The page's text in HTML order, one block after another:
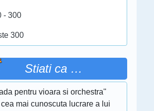
- 300
300
Stiati ca …
pentru vioara si orchestra''
mai cunoscuta lucrare a lui